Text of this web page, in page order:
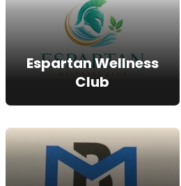
Espartan Wellness
Club